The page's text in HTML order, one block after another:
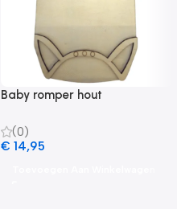
Baby romper hout
(0)
€ 14,95